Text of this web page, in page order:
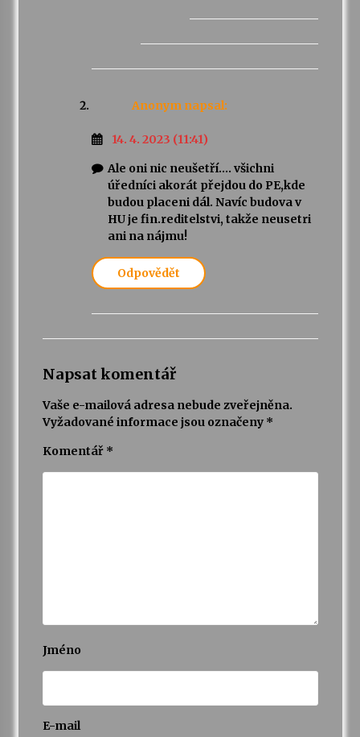
Anonym napsal:
14. 4. 2023 (11:41)
Ale oni nic neušetří…. všichni
úředníci akorát přejdou do PE,kde
budou placeni dál. Navíc budova v
HU je fin.reditelstvi, takže neusetri
ani na nájmu!
Odpovědět
Napsat komentář
Vaše e-mailová adresa nebude zveřejněna.
Vyžadované informace jsou označeny *
Komentář *
Jméno
E-mail